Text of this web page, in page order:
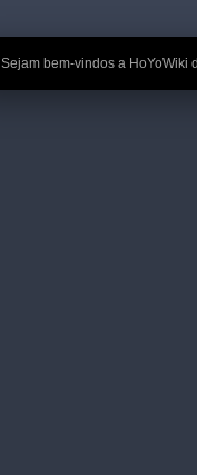
🎉 Sejam bem-vindos a